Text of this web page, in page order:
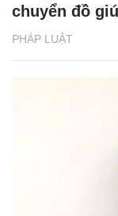
PHÁP LUẬT
chuyển đồ